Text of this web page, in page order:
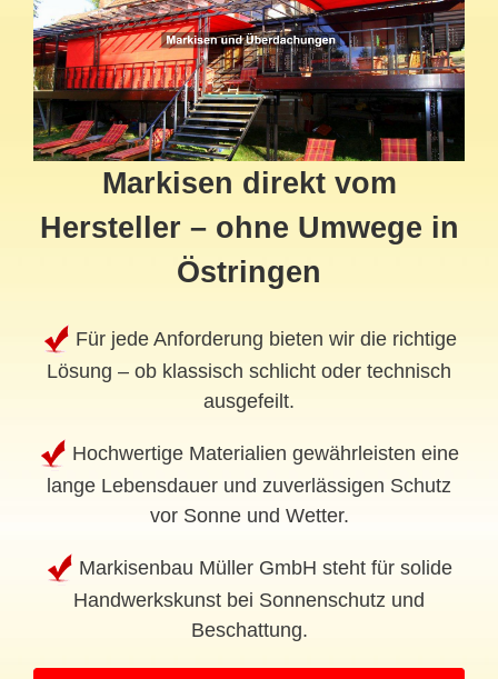
Markisen direkt vom
Hersteller – ohne Umwege in
Östringen
Für jede Anforderung bieten wir die richtige
Lösung – ob klassisch schlicht oder technisch
ausgefeilt.
Hochwertige Materialien gewährleisten eine
lange Lebensdauer und zuverlässigen Schutz
vor Sonne und Wetter.
Markisenbau Müller GmbH steht für solide
Handwerkskunst bei Sonnenschutz und
Beschattung.